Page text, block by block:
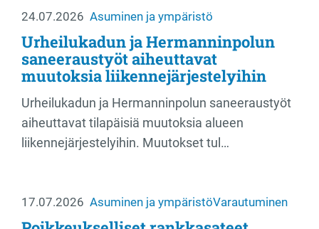
24.07.2026 Asuminen ja ympäristö
Urheilukadun ja Hermanninpolun
saneeraustyöt aiheuttavat
muutoksia liikennejärjestelyihin
Urheilukadun ja Hermanninpolun saneeraustyöt
aiheuttavat tilapäisiä muutoksia alueen
liikennejärjestelyihin. Muutokset tul…
17.07.2026 Asuminen ja ympäristöVarautuminen